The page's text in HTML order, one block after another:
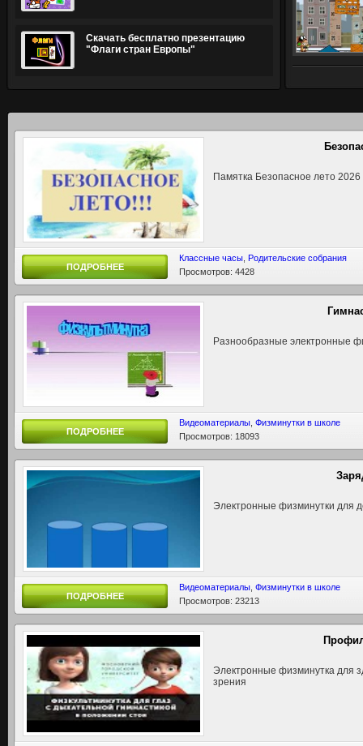
Скачать бесплатно презентацию
"Флаги стран Европы"
Памятка Безопасное лето 2026
ПОДРОБНЕЕ
Классные часы Родительские собрания
Просмотров: 4428
Разнообразные электронные
ПОДРОБНЕЕ
Видеоматериалы Физминутки в школе
Просмотров: 18093
Электронные физминутки для
ПОДРОБНЕЕ
Видеоматериалы Физминутки в школе
Просмотров: 23213
Электронные физминутка для
зрения